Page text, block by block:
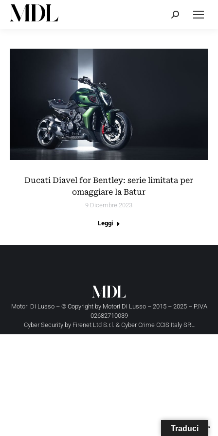
Cerca:
Ducati Diavel for Bentley: serie limitata per
omaggiare la Batur
9 Dicembre 2023
Leggi
Motori Di Lusso – © Copyright by Motori Di Lusso– 2015 – 2025 – P.IVA
02682710039
Cyber Security by Firenet Ltd S.r.l. & Cyber Crime CCIS Italy SRL
Traduci